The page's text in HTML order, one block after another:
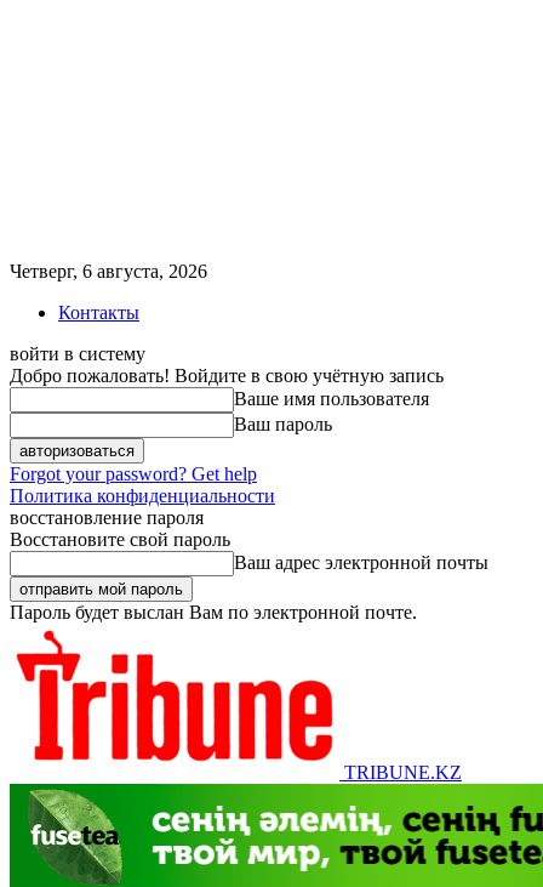
Четверг, 6 августа, 2026
Контакты
войти в систему
Добро пожаловать! Войдите в свою учётную запись
Ваше имя пользователя
Ваш пароль
Forgot your password? Get help
Политика конфиденциальности
восстановление пароля
Восстановите свой пароль
Ваш адрес электронной почты
Пароль будет выслан Вам по электронной почте.
TRIBUNE.KZ